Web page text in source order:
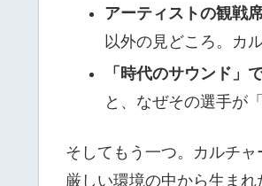
アーティストの観戦
以外の見どころ。カ
「時代のサウンド」
と、なぜその選手が
そしてもう一つ。カルチ
厳しい環境の中から生ま